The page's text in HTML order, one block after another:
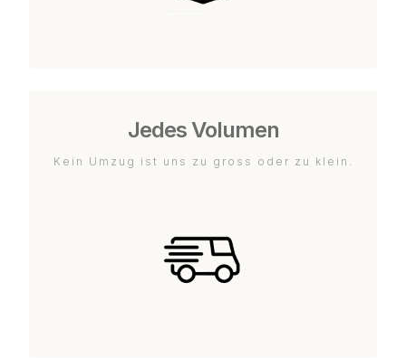
Jedes Volumen
Kein Umzug ist uns zu gross oder zu klein.